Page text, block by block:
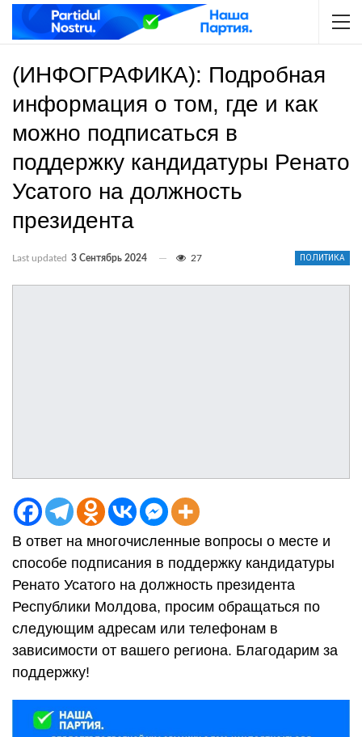
(ИНФОГРАФИКА): Подробная
информация о том, где и как
можно подписаться в
поддержку кандидатуры Ренато
Усатого на должность
президента
ПОЛИТИКА
Last updated 3 Сентябрь 2024 27
В ответ на многочисленные вопросы о месте и
способе подписания в поддержку кандидатуры
Ренато Усатого на должность президента
Республики Молдова, просим обращаться по
следующим адресам или телефонам в
зависимости от вашего региона. Благодарим за
поддержку!